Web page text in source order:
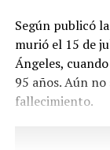
incidentes,
dominical en la
coordinar el
desarrollaba la
fotografías en
Según publicó
murió el 15 de
Ángeles,
95 años. Aún no
fallecimiento.